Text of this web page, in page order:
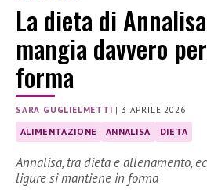
La dieta di
mangia davvero
forma
SARA GUGLIELMETTI |3 APRILE 2026
ALIMENTAZIONE ANNALISA DIETA
Annalisa, tra dieta e allenamento,
ligure si mantiene in forma